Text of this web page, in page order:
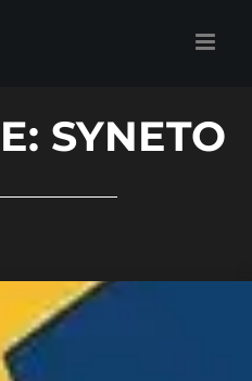
SYNETO